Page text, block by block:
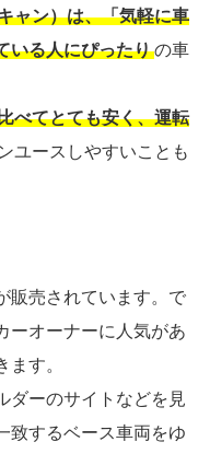
ャン）は、「気軽に車
いる人にぴったりの車
べてとても安く、運転
ユースしやすいことも
販売されています。で
ーオーナーに人気があ
す。
ダーのサイトなどを見
致するベース車両をゆ